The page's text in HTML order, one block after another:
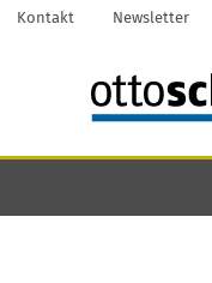
Kontakt Newsletter